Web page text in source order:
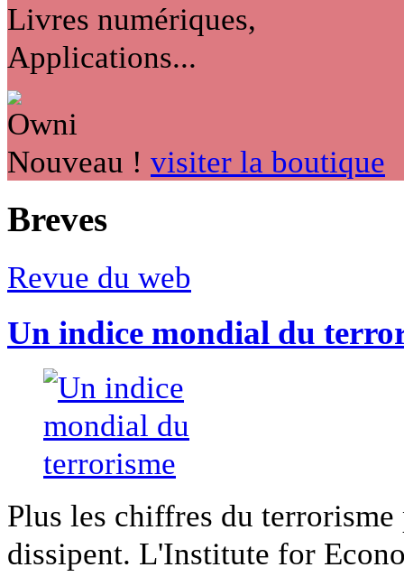
Livres numériques,
Applications...
Nouveau ! visiter la boutique
Breves
Revue du web
Un indice mondial du
Plus les chiffres du
dissipent. L'Institute for